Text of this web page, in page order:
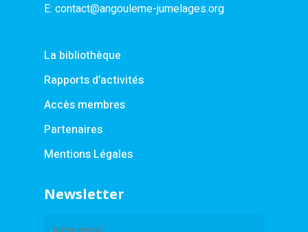
E: contact@angouleme-jumelages.org
La bibliothèque
Rapports d’activités
Accès membres
Partenaires
Mentions Légales
Newsletter